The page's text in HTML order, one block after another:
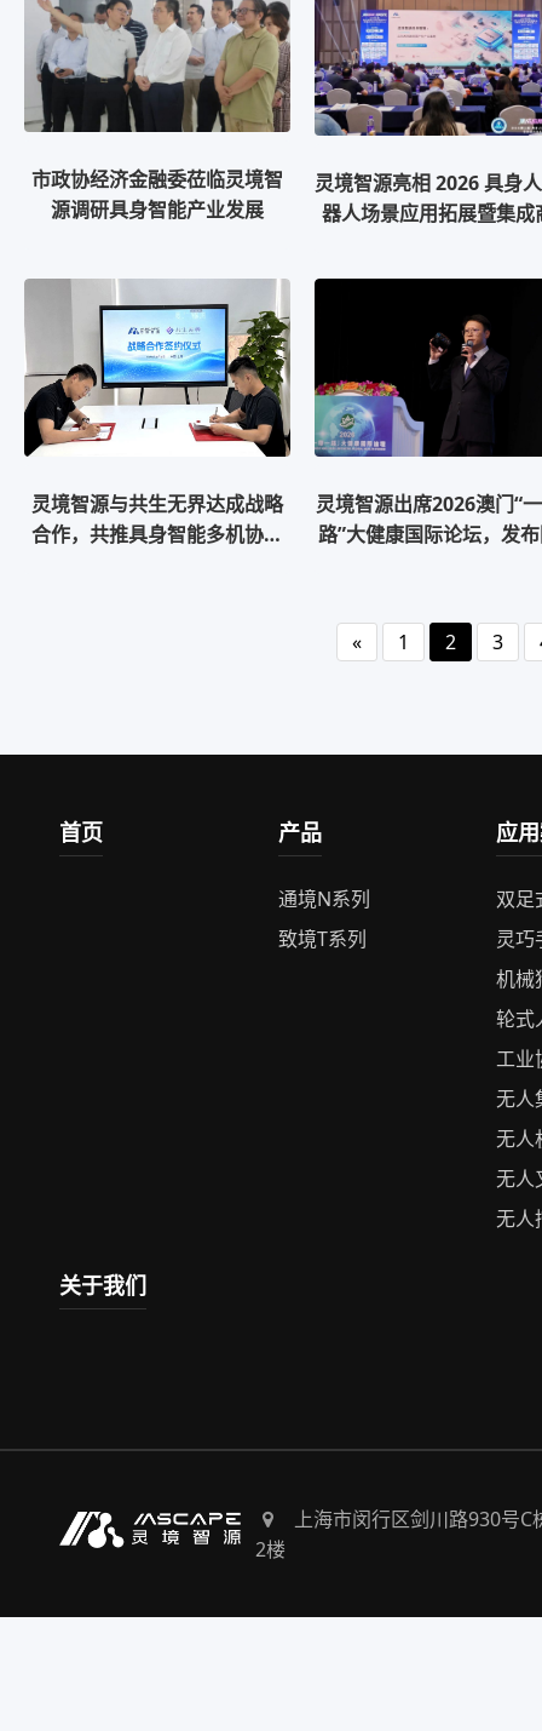
市政协经济金融委莅临灵境智
源调研具身智能产业发展
灵境智源亮相 2026 具身
器人场景应用拓展暨集成
灵境智源与共生无界达成战略
合作，共推具身智能多机协同
灵境智源出席2026澳门“
路”大健康国际论坛，发
«
1 2 3
首页 产品
通境N系列
致境T系列
应
双足
灵巧
机械
轮式
工业
无人
无人
无人
无人
关于我们
上海市闵行区剑川路930号C
2楼